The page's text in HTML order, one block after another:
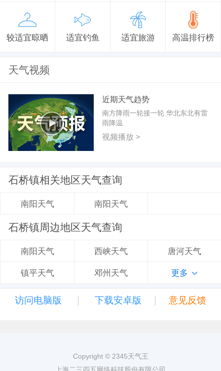
较适宜晾晒 适宜钓鱼 适宜旅游 高温排行榜
天气视频
近期天气趋势
南方降雨一轮接一轮 华北东北有雷
雨降温
视频播放 >
石桥镇相关地区天气查询
南阳天气 南阳天气
石桥镇周边地区天气查询
南阳天气 西峡天气 唐河天气
镇平天气 邓州天气 更多
访问电脑版 | 下载安卓版 | 意见反馈
Copyright © 2345天气王